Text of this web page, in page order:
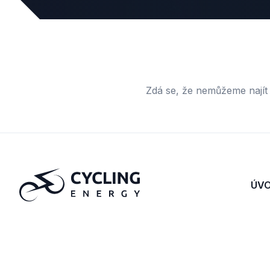
Zdá se, že nemůžeme